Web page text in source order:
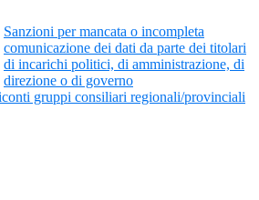
Sanzioni per mancata o incompleta
comunicazione dei dati da parte dei titolari
di incarichi politici, di amministrazione, di
direzione o di governo
gruppi consiliari regionali/provinciali